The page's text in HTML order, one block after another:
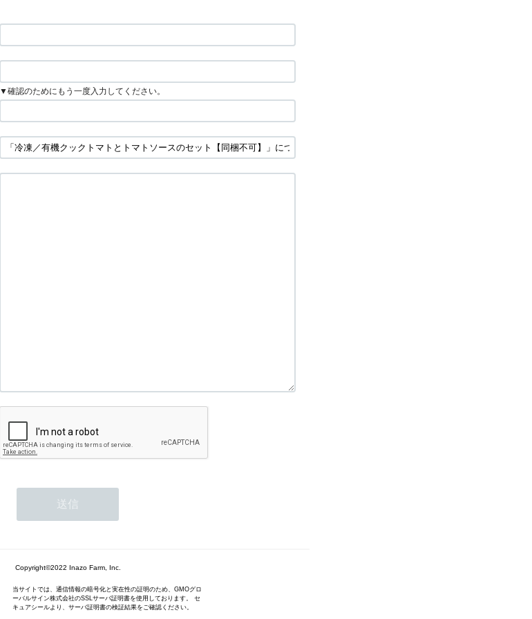
▼確認のためにもう一度入力してください。
Copyright©2022 Inazo Farm, Inc.
当サイトでは、通信情報の暗号化と実在性の証明のため、GMOグロ
ーバルサイン株式会社のSSLサーバ証明書を使用しております。 セ
キュアシールより、サーバ証明書の検証結果をご確認ください。